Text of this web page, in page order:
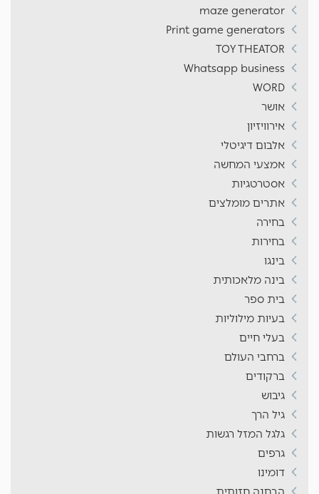
maze generator
Print game generators
TOY THEATOR
Whatsapp business
WORD
אושר
אירוויזיון
אלבום דיגיטלי
אמצעי המחשה
אסטרטגיות
אתרים מומלצים
בחירה
בחירות
בינגו
בינה מלאכותית
בית ספר
בעיות מילוליות
בעלי חיים
ברחבי העולם
ברקודים
גיבוש
גיל הרך
גלגל המזל רגשות
גרפים
דומינו